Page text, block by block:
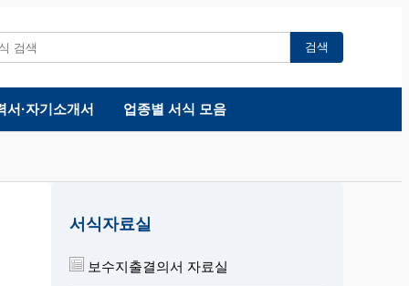
검색
서·자기소개서 업종별 서식 모음
서식자료실
보수지출결의서 자료실